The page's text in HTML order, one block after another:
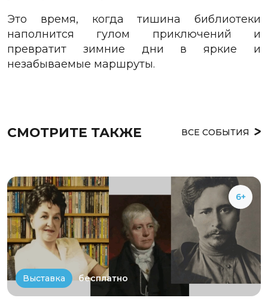
Это время, когда тишина библиотеки
наполнится гулом приключений и
превратит зимние дни вяркие и
незабываемые маршруты.
СМОТРИТЕ ТАКЖЕ ВСЕ СОБЫТИЯ
6+
Выставка бесплатно